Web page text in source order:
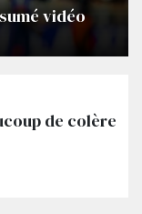
de colère
vidéo